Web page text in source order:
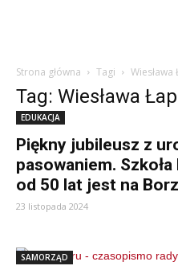
Strona główna Tagi Wiesława
Tag: Wiesława
EDUKACJA
Piękny jubileusz z
pasowaniem.
od 50 lat jest na
23 listopada 2024
SAMORZĄD